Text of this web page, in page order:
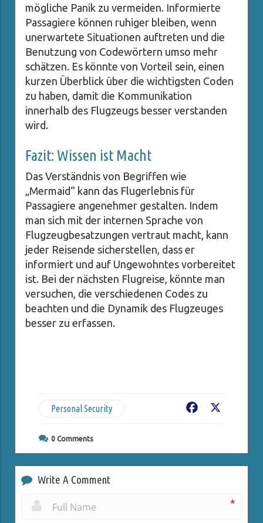
mögliche Panik zu vermeiden. Informierte
Passagiere können ruhiger bleiben, wenn
unerwartete Situationen auftreten und die
Benutzung von Codewörtern umso mehr
schätzen. Es könnte von Vorteil sein, einen
kurzen Überblick über die wichtigsten Coden
zu haben, damit die Kommunikation
innerhalb des Flugzeugs besser verstanden
wird.
Fazit: Wissen ist Macht
Das Verständnis von Begriffen wie
„Mermaid“ kann das Flugerlebnis für
Passagiere angenehmer gestalten. Indem
man sich mit der internen Sprache von
Flugzeugbesatzungen vertraut macht, kann
jeder Reisende sicherstellen, dass er
informiert und auf Ungewohntes vorbereitet
ist. Bei der nächsten Flugreise, könnte man
versuchen, die verschiedenen Codes zu
beachten und die Dynamik des Flugzeuges
besser zu erfassen.
Personal Security Facebook
0 Comments
Write A Comment
*